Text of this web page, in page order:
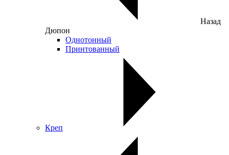
Назад
Дюпон
Однотонный
Принтованный
Креп